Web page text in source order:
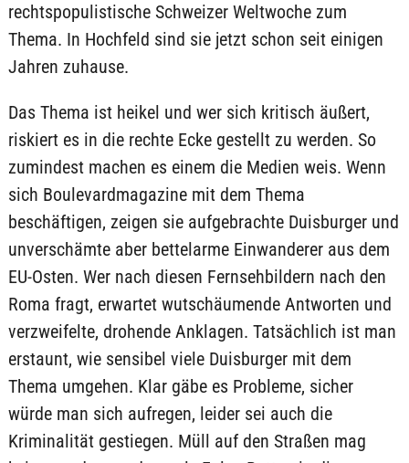
rechtspopulistische Schweizer Weltwoche zum
Thema. In Hochfeld sind sie jetzt schon seit einigen
Jahren zuhause.
Das Thema ist heikel und wer sich kritisch äußert,
riskiert es in die rechte Ecke gestellt zu werden. So
zumindest machen es einem die Medien weis. Wenn
sich Boulevardmagazine mit dem Thema
beschäftigen, zeigen sie aufgebrachte Duisburger und
unverschämte aber bettelarme Einwanderer aus dem
EU-Osten. Wer nach diesen Fernsehbildern nach den
Roma fragt, erwartet wutschäumende Antworten und
verzweifelte, drohende Anklagen. Tatsächlich ist man
erstaunt, wie sensibel viele Duisburger mit dem
Thema umgehen. Klar gäbe es Probleme, sicher
würde man sich aufregen, leider sei auch die
Kriminalität gestiegen. Müll auf den Straßen mag